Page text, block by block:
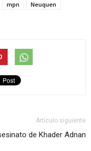
mpn
Neuquen
Artículo siguiente
de Khader Adnan